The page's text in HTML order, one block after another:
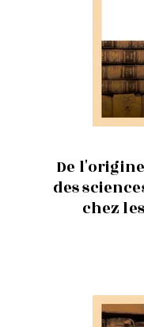
De
des
chez